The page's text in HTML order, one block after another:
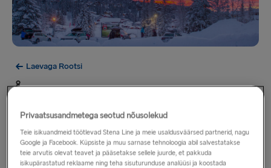
Laevaga Rootsi
Åre
Åre on traditsiooniline mägiküla, kuid
suusatamisvõimaluste, ostukeskuste, restoranide ja
baaride poolest tõeliselt metropoliitse hõnguga.
Privaatsusandmetega seotud nõusolekud
Teie isikuandmeid töötlevad Stena Line ja meie usaldusväärsed partnerid, nagu
Google ja Facebook. Küpsiste ja muu sarnase tehnoloogia abil salvestatakse
teie arvutis olevat teavet ja pääsetakse sellele juurde, et pakkuda
isikupärastatud reklaame ning teha sisuturunduse analüüsi ja koostada